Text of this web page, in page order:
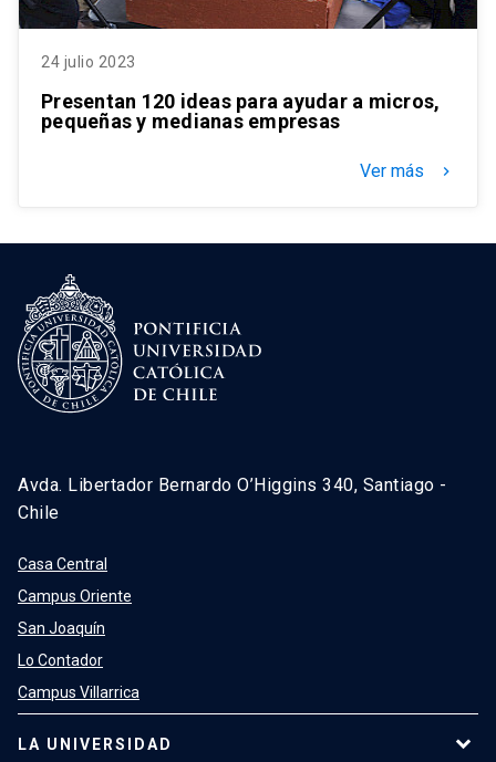
24 julio 2023
Presentan 120 ideas para ayudar a micros,
pequeñas y medianas empresas
Ver más keyboard_arrow_right
Avda. Libertador Bernardo O’Higgins 340, Santiago -
Chile
Casa Central
Campus Oriente
San Joaquín
Lo Contador
Campus Villarrica
LA UNIVERSIDAD